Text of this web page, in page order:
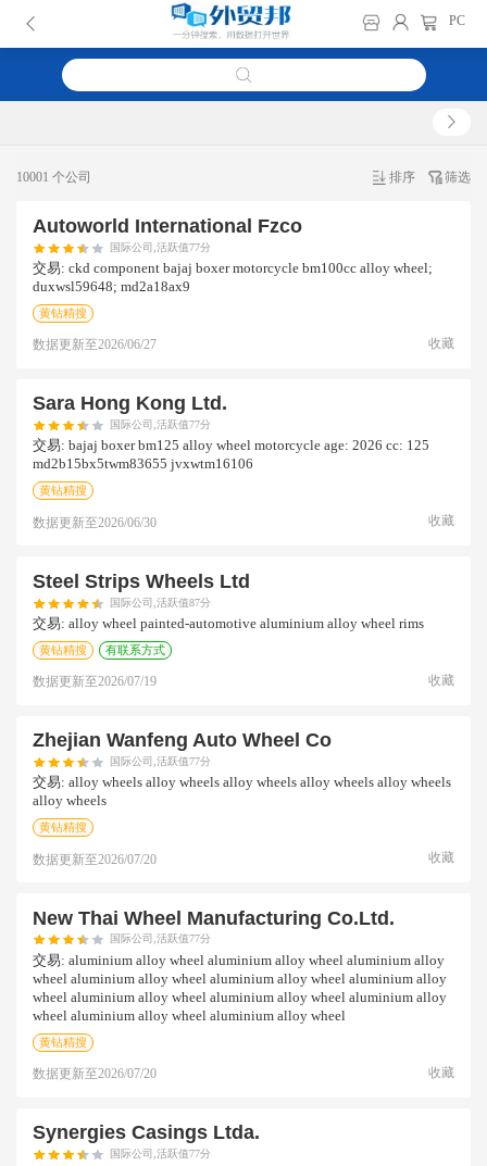
PC
10001 个公司 排序 筛选
Autoworld International Fzco
国际公司,活跃值77分
交易: ckd component bajaj boxer motorcycle bm100cc alloy wheel;
duxwsl59648; md2a18ax9
黄钻精搜
数据更新至2026/06/27 收藏
Sara Hong Kong Ltd.
国际公司,活跃值77分
交易: bajaj boxer bm125 alloy wheel motorcycle age: 2026 cc: 125
md2b15bx5twm83655 jvxwtm16106
黄钻精搜
数据更新至2026/06/30 收藏
Steel Strips Wheels Ltd
国际公司,活跃值87分
交易: alloy wheel painted-automotive aluminium alloy wheel rims
黄钻精搜 有联系方式
数据更新至2026/07/19 收藏
Zhejian Wanfeng Auto Wheel Co
国际公司,活跃值77分
交易: alloy wheels alloy wheels alloy wheels alloy wheels alloy wheels
alloy wheels
黄钻精搜
数据更新至2026/07/20 收藏
New Thai Wheel Manufacturing Co.ltd.
国际公司,活跃值77分
交易: aluminium alloy wheel aluminium alloy wheel aluminium alloy
wheel aluminium alloy wheel aluminium alloy wheel aluminium alloy
wheel aluminium alloy wheel aluminium alloy wheel aluminium alloy
wheel aluminium alloy wheel aluminium alloy wheel
黄钻精搜
数据更新至2026/07/20 收藏
Synergies Casings Ltda.
国际公司,活跃值77分